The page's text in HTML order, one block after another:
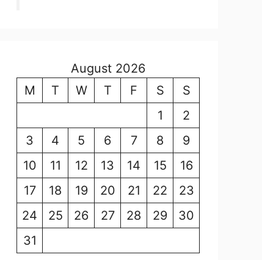
August 2026
M
T W T F S
S
1
2
3
4 5 6 7 8
9
10
11 12 13 14 15
16
17
18 19 20 21 22
23
24
25 26 27 28 29
30
31